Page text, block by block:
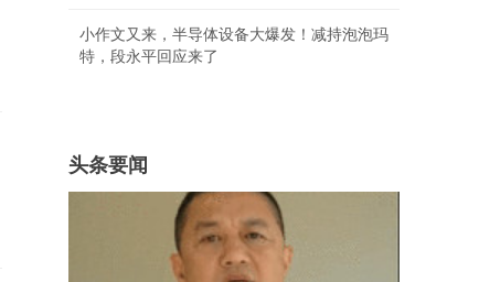
小作文又来，半导体设备大爆发！减持泡泡玛
特，段永平回应来了
头条要闻